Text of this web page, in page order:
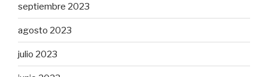
septiembre 2023
agosto 2023
julio 2023